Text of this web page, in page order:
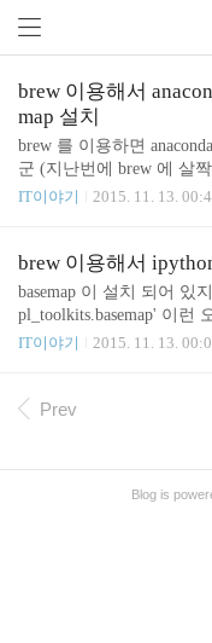
brew 이용해서
map 설치
brew 를 이용하면
군 (지난번에 brew 에 살
세) brew install Caskroom/
PATH environment
ATH=~/anaconda/
면 PATH 에 anaconda
다. 그런데 이거 하고 나면
본 설정에는 못 넣겠고
IT이야기 2015. 11. 13.
brew 이용해서
basemap 이 설치 되어 있
pl_toolkits.basemap' 이런
plotlib.org/basemap/users/
matplotlib-basemap 이렇
IT이야기 2015. 11. 13.
Prev
Blog is